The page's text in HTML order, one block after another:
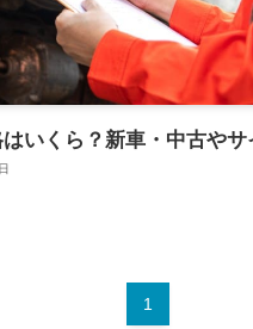
いくら？新車・中古や
1